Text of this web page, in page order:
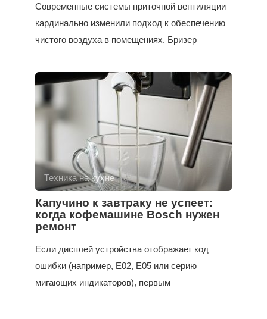
Современные системы приточной вентиляции
кардинально изменили подход к обеспечению
чистого воздуха в помещениях. Бризер
Техника на кухне
Капучино к завтраку не успеет:
когда кофемашине Bosch нужен
ремонт
Если дисплей устройства отображает код
ошибки (например, E02, E05 или серию
мигающих индикаторов), первым